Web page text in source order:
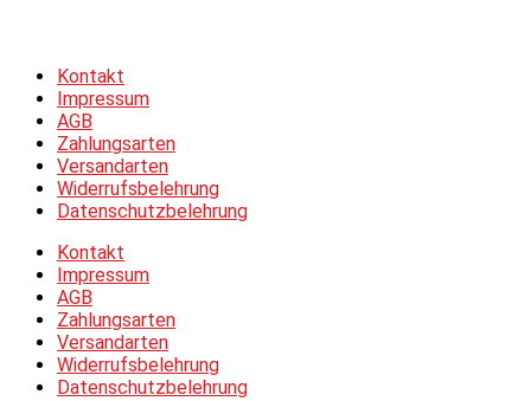
Kontakt
Impressum
AGB
Zahlungsarten
Versandarten
Widerrufsbelehrung
Datenschutzbelehrung
Kontakt
Impressum
AGB
Zahlungsarten
Versandarten
Widerrufsbelehrung
Datenschutzbelehrung